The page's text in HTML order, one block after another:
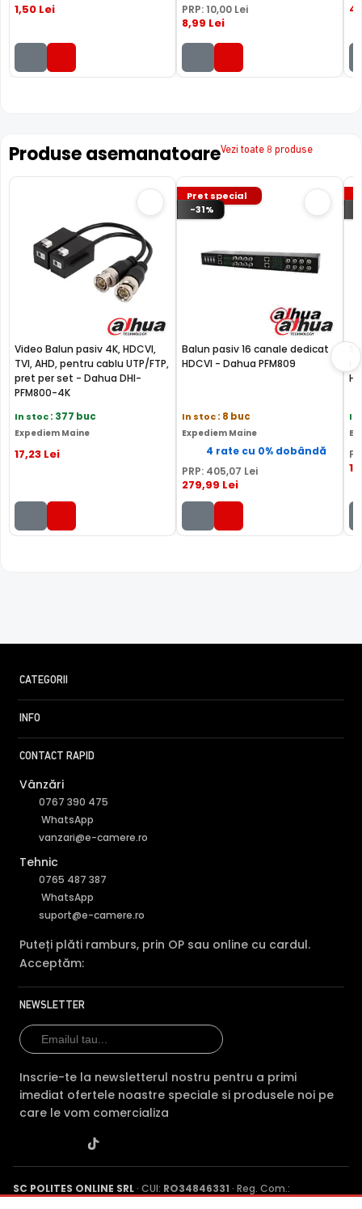
1,50 Lei PRP: 10,00 Lei
8,99 Lei
Produse asemanatoareVezi toate 8 produse
Video Balun pasiv 4K, HDCVI,
TVI, AHD, pentru cablu UTP/FTP,
pret per set - Dahua DHI-
PFM800-4K
In stoc: 377 buc
Expediem Maine
17,23 Lei
Pret special
-31%
Balun pasiv 16 canale dedicat
HDCVI - Dahua PFM809
In stoc: 8 buc
Expediem Maine
4 rate cu 0% dobândă
PRP: 405,07 Lei
279,99 Lei
In
14
CATEGORII
INFO
CONTACT RAPID
Vânzări
0767 390 475
WhatsApp
vanzari@e-camere.ro
Tehnic
0765 487 387
WhatsApp
suport@e-camere.ro
Puteți plăti ramburs, prin OP sau online cu cardul.
Acceptăm:
NEWSLETTER
Inscrie-te la newsletterul nostru pentru a primi
imediat ofertele noastre speciale si produsele noi pe
care le vom comercializa
SC POLITES ONLINE SRL · CUI: RO34846331 · Reg. Com.: